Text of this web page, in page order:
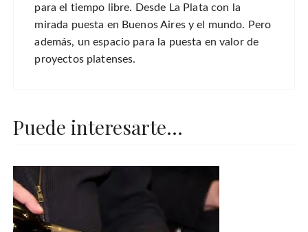
para el tiempo libre. Desde La Plata con la
mirada puesta en Buenos Aires y el mundo. Pero
además, un espacio para la puesta en valor de
proyectos platenses.
Puede interesarte...